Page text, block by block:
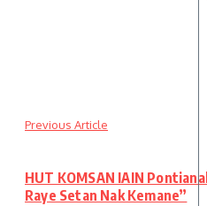
Previous Article
HUT KOMSAN IAIN
Raye Setan Nak Kemane”